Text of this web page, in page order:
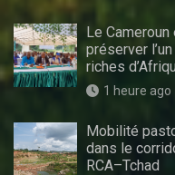
Le
préserver
riches
1 heure ago
Mobilité
dans le
RCA–Tchad